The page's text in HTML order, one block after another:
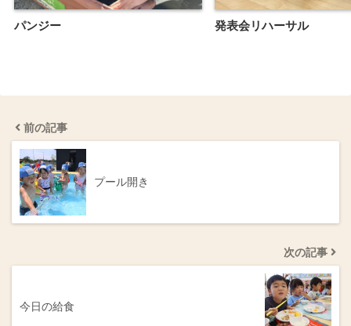
パンジー 発表会リハーサル
前の記事
プール開き
次の記事
今日の給食